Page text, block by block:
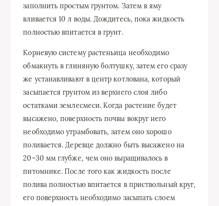
заполнить простым грунтом. Затем в яму
вливается 10 л воды. Дождитесь, пока жидкость
полностью впитается в грунт.
Корневую систему растеньица необходимо
обмакнуть в глиняную болтушку, затем его сразу
же устанавливают в центр котлована, который
засыпается грунтом из верхнего слоя либо
остатками землесмеси. Когда растение будет
высажено, поверхность почвы вокруг него
необходимо утрамбовать, затем оно хорошо
поливается. Деревце должно быть высажено на
20–30 мм глубже, чем оно выращивалось в
питомнике. После того как жидкость после
полива полностью впитается в приствольный круг,
его поверхность необходимо засыпать слоем